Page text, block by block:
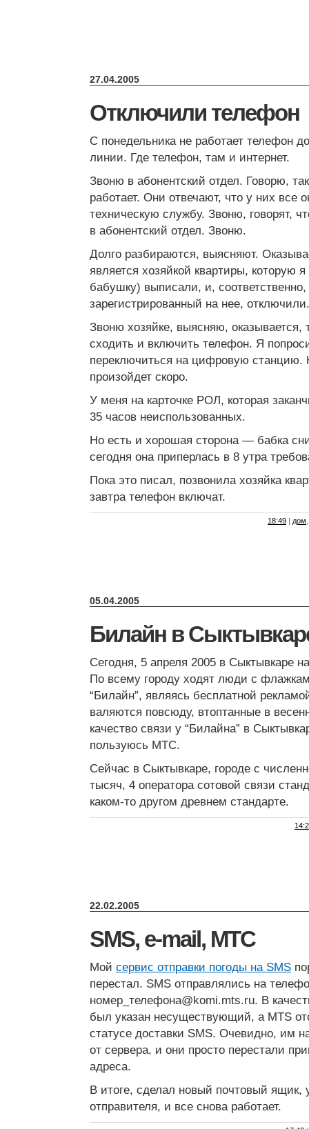
27.04.2005
Отключили телефон
С понедельника не работает телефон
линии. Где телефон, там и интернет.
Звоню в абонентский отдел. Говорю,
работает. Они отвечают, что у них все
техническую службу. Звоню, говорят,
в абонентский отдел. Звоню.
Долго разбираются, выясняют.
является хозяйкой квартиры, которую
бабушку) выписали, и,
зарегистрированный на нее, отключили.
Звоню хозяйке, выясняю, оказывается,
сходить и включить телефон. Я
переключиться на цифровую станцию.
произойдет скоро.
У меня на карточке РОЛ, которая
35 часов неиспользованных.
Но есть и хорошая сторона — бабка
сегодня она приперлась в 8 утра
Пока это писал, позвонила хозяйка
завтра телефон включат.
18:49 | дом
05.04.2005
Билайн в
Сегодня, 5 апреля 2005 в Сыктывкаре
По всему городу ходят люди с
“Билайн”, являясь бесплатной
валяются повсюду, втоптанные в
качество связи у “Билайна” в
пользуюсь МТС.
Сейчас в Сыктывкаре, городе с
тысяч, 4 оператора сотовой связи
каком-то другом древнем стандарте.
22.02.2005
SMS, e-mail, МТС
Мой сервис отправки погоды на SMS
перестал. SMS отправлялись на
номер_телефона@komi.mts.ru. В
был указан несуществующий, а MTS
статусе доставки SMS. Очевидно, им
от сервера, и они просто перестали
адреса.
В итоге, сделал новый почтовый ящик,
отправителя, и все снова работает.